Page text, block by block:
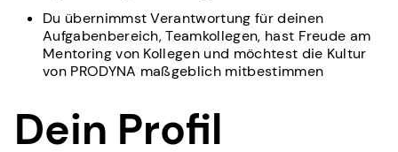
Du übernimmst Verantwortung für deinen
Aufgabenbereich, Teamkollegen, hast Freude am
Mentoring von Kollegen und möchtest die Kultur
von PRODYNA maßgeblich mitbestimmen
Dein Profil